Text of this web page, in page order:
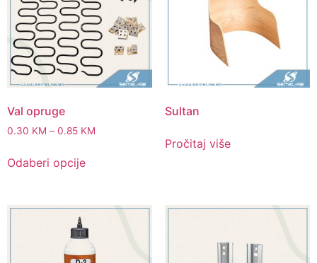
Val opruge
0.30 KM – 0.85 KM
Odaberi opcije
Sultan
Pročitaj više